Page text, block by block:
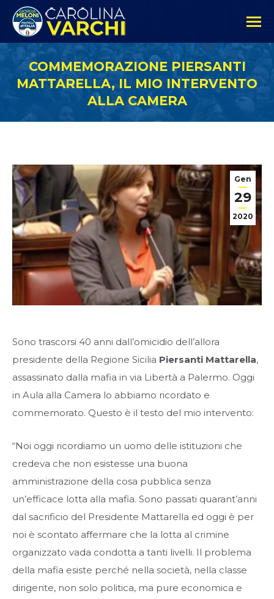
COMMEMORAZIONE PIERSANTI
MATTARELLA, IL MIO INTERVENTO
ALLA CAMERA
Gen
29
2020
Sono trascorsi 40 anni dall’omicidio dell’allora
presidente della Regione Sicilia Piersanti Mattarella,
assassinato dalla mafia in via Libertà a Palermo. Oggi
in Aula alla Camera lo abbiamo ricordato e
commemorato. Questo è il testo del mio intervento:
“Noi oggi ricordiamo un uomo delle istituzioni che
credeva che non esistesse una buona
amministrazione della cosa pubblica senza
un’efficace lotta alla mafia. Sono passati quarant’anni
dal sacrificio del Presidente Mattarella ed oggi è per
noi è scontato affermare che la lotta al crimine
organizzato vada condotta a tanti livelli. Il problema
della mafia esiste perché nella società, nella classe
dirigente, non solo politica, ma pure economica e